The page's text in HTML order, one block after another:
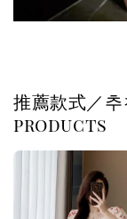
推薦款式／
products